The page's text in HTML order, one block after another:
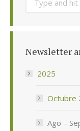
Newsletter
2025
Octubre
Ago –